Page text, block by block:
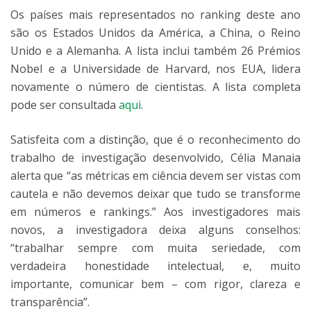
Os países mais representados no ranking deste ano
são os Estados Unidos da América, a China, o Reino
Unido e a Alemanha. A lista inclui também 26 Prémios
Nobel e a Universidade de Harvard, nos EUA, lidera
novamente o número de cientistas. A lista completa
pode ser consultada aqui.
Satisfeita com a distinção, que é o reconhecimento do
trabalho de investigação desenvolvido, Célia Manaia
alerta que “as métricas em ciência devem ser vistas com
cautela e não devemos deixar que tudo se transforme
em números e rankings.” Aos investigadores mais
novos, a investigadora deixa alguns conselhos:
“trabalhar sempre com muita seriedade, com
verdadeira honestidade intelectual, e, muito
importante, comunicar bem – com rigor, clareza e
transparência”.